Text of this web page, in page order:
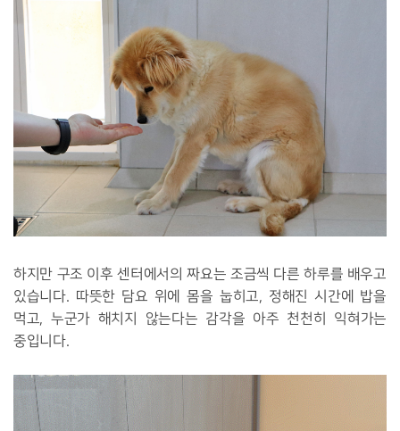
하지만 구조 이후 센터에서의 짜요는 조금씩 다른 하루를 배우고
있습니다. 따뜻한 담요 위에 몸을 눕히고, 정해진 시간에 밥을
먹고, 누군가 해치지 않는다는 감각을 아주 천천히 익혀가는
중입니다.